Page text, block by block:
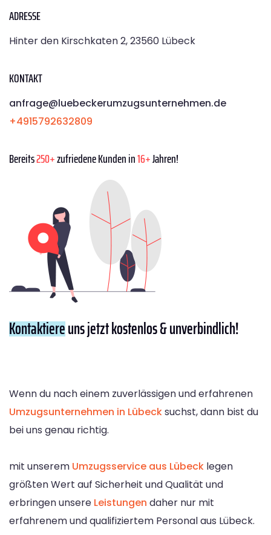
ADRESSE
Hinter den Kirschkaten 2, 23560 Lübeck
KONTAKT
anfrage@luebeckerumzugsunternehmen.de
+4915792632809
Bereits250+zufriedene Kunden in16+Jahren!
Kontaktiereuns jetzt kostenlos & unverbindlich!
Wenn du nach einem zuverlässigen und erfahrenen
Umzugsunternehmen in Lübecksuchst, dann bist du
bei uns genau richtig.
mit unserem Umzugsservice aus Lübeck legen
größten Wert auf Sicherheit und Qualität und
erbringen unsere Leistungen daher nur mit
erfahrenem und qualifiziertem Personal aus Lübeck.